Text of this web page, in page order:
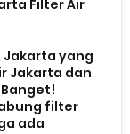
Filter Air
Jakarta yang
Jakarta dan
filter
ada